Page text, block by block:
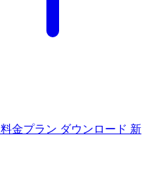
料金プラン ダウンロード 新